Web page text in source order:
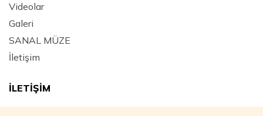
Videolar
Galeri
SANAL MÜZE
İletişim
İLETİŞİM